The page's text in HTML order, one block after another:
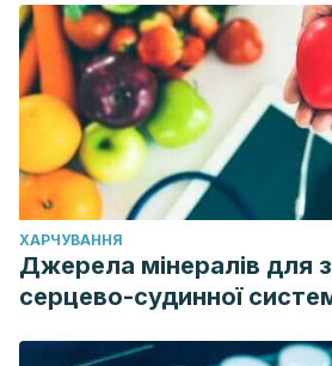
ХАРЧУВАННЯ
Джерела мінералів для
серцево-судинної